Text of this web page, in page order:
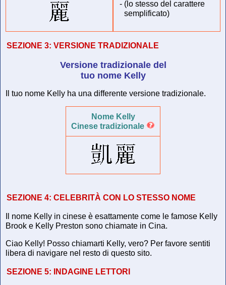
- (lo stesso del carattere
semplificato)
SEZIONE 3: VERSIONE TRADIZIONALE
Versione tradizionale del
tuo nome Kelly
Il tuo nome Kelly ha una differente versione tradizionale.
Nome Kelly
Cinese tradizionale
SEZIONE 4: CELEBRITÀ CON LO STESSO NOME
Il nome Kelly in cinese è esattamente come le famose Kelly
Brook e Kelly Preston sono chiamate in Cina.
Ciao Kelly! Posso chiamarti Kelly, vero? Per favore sentiti
libera di navigare nel resto di questo sito.
SEZIONE 5: INDAGINE LETTORI